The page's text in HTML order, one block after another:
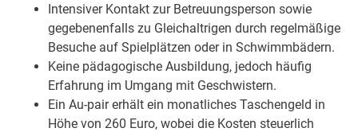
Intensiver Kontakt zur Betreuungsperson sowie
gegebenenfalls zu Gleichaltrigen durch regelmäßige
Besuche auf Spielplätzen oder in Schwimmbädern.
Keine pädagogische Ausbildung, jedoch häufig
Erfahrung im Umgang mit Geschwistern.
Ein Au-pair erhält ein monatliches Taschengeld in
Höhe von 260 Euro, wobei die Kosten steuerlich